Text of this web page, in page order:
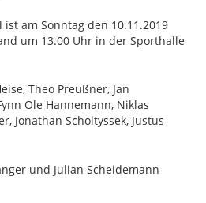
am Sonntag den 10.11.2019
um 13.00 Uhr in der Sporthalle
Theo Preußner, Jan
Ole Hannemann, Niklas
Jonathan Scholtyssek, Justus
und Julian Scheidemann